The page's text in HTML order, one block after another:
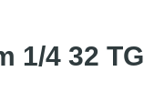
1/4 32 TG